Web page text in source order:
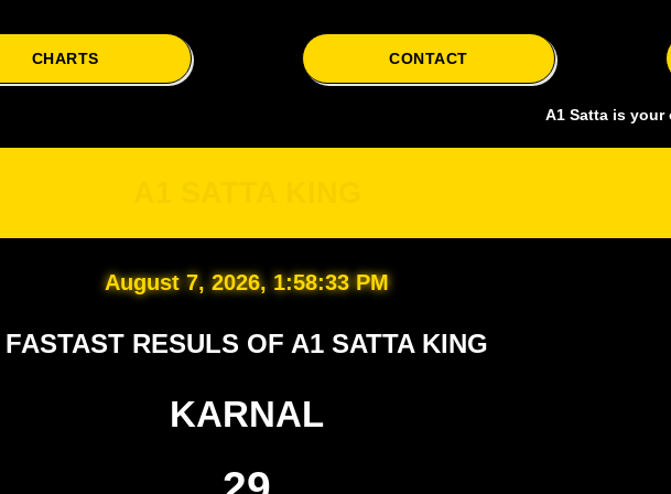
CHARTS CONTACT
A1 Satta is your one-
August 7, 2026, 1:58:34 PM
FASTAST RESULS OF A1 SATTA KING
KARNAL